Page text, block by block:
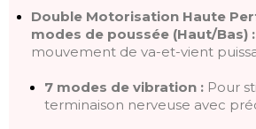
Double Motorisation Haute
modes de poussée (Haut/Bas) :
mouvement de va-et-vient
7 modes de vibration : Pour
terminaison nerveuse avec